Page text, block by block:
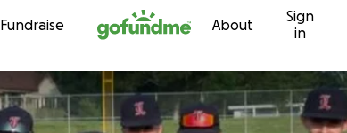
Skip to content
Fundraise About
Sign
in